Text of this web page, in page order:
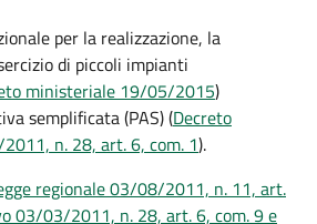
per la realizzazione, la
di piccoli impianti
ministeriale 19/05/2015)
semplificata (PAS) (Decreto
n. 28, art. 6, com. 1).
regionale 03/08/2011, n. 11, art.
03/03/2011, n. 28, art. 6, com. 9 e